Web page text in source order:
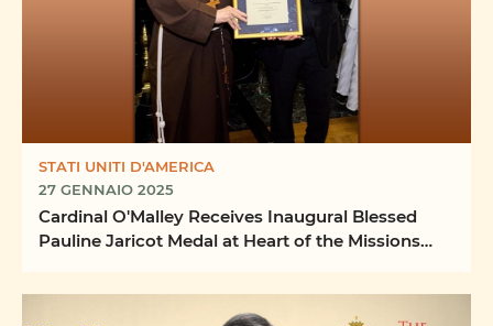
STATI UNITI D'AMERICA
27 GENNAIO 2025
Cardinal O'Malley Receives Inaugural Blessed
Pauline Jaricot Medal at Heart of the Missions